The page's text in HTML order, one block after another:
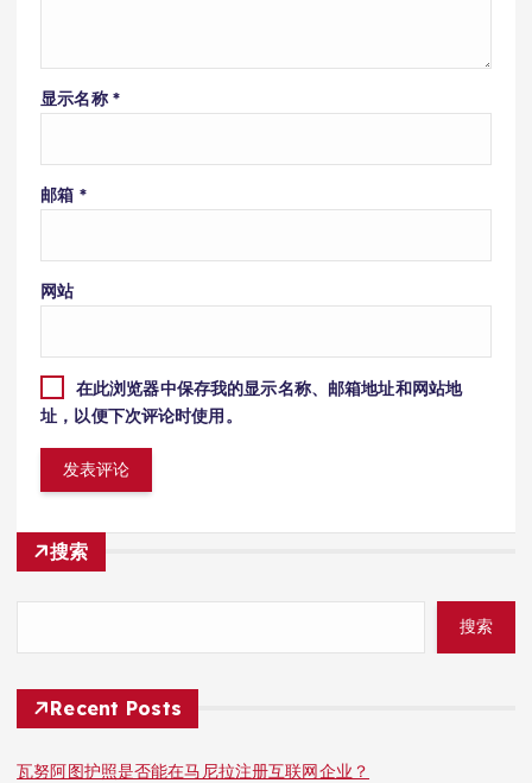
显示名称 *
邮箱 *
网站
在此浏览器中保存我的显示名称、邮箱地址和网站地
址，以便下次评论时使用。
搜索
搜索
Recent Posts
瓦努阿图护照是否能在马尼拉注册互联网企业？